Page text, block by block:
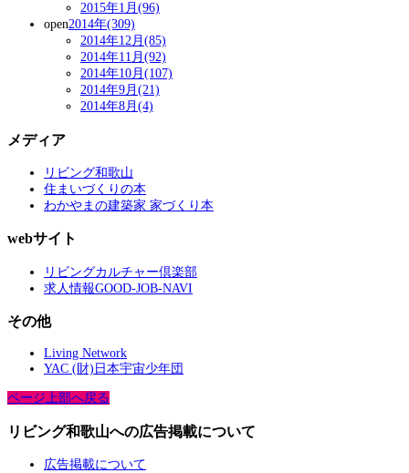
2015年1月(96)
open2014年(309)
2014年12月(85)
2014年11月(92)
2014年10月(107)
2014年9月(21)
2014年8月(4)
メディア
リビング和歌山
住まいづくりの本
わかやまの建築家 家づくり本
webサイト
リビングカルチャー倶楽部
求人情報GOOD-JOB-NAVI
その他
Living Network
YAC (財)日本宇宙少年団
ページ上部へ戻る
リビング和歌山への広告掲載について
広告掲載について